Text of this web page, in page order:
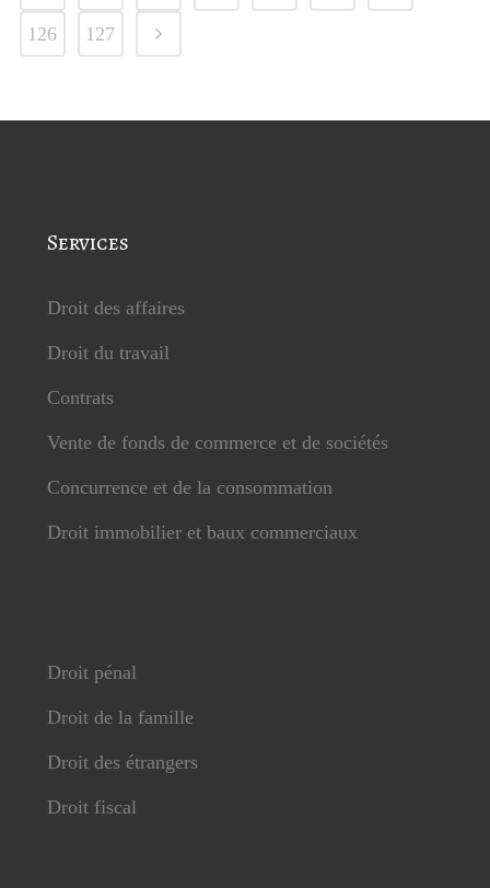
126 127
Services
Droit des affaires
Droit du travail
Contrats
Vente de fonds de commerce et de sociétés
Concurrence et de la consommation
Droit immobilier et baux commerciaux
Droit pénal
Droit de la famille
Droit des étrangers
Droit fiscal